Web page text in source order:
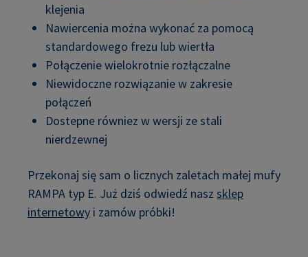
klejenia
Nawiercenia można wykonać za pomocą
standardowego frezu lub wiertła
Połączenie wielokrotnie rozłączalne
Niewidoczne rozwiązanie w zakresie
połączeń
Dostepne równiez w wersji ze stali
nierdzewnej
Przekonaj się sam o licznych zaletach małej mufy
RAMPA typ E. Już dziś odwiedź nasz sklep
internetowy i zamów próbki!